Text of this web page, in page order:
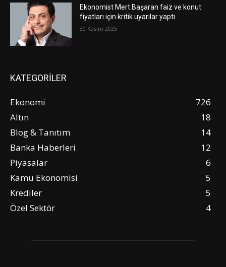
Ekonomist Mert Başaran faiz ve konut
fiyatları için kritik uyarılar yaptı
30 Kasım 2025
KATEGORİLER
Ekonomi
726
Altın
18
Blog & Tanıtım
14
Banka Haberleri
12
Piyasalar
6
Kamu Ekonomisi
5
Krediler
5
Özel Sektör
4